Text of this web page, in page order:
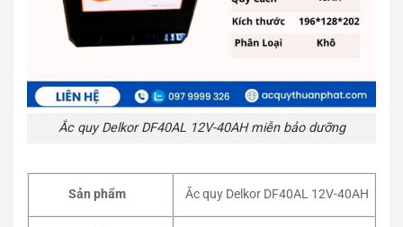
Ắc quy Delkor DF40AL 12V-40AH miễn bảo dưỡng
Sản phẩm Ắc quy Delkor DF40AL 12V-40AH